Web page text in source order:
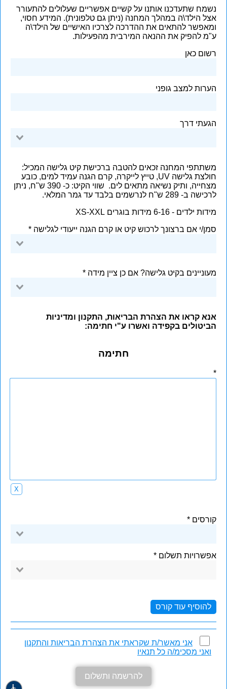
נשמח שתעדכנו אותנו על קשיים אפשריים שעלולים להתעורר
אצל הילד\ה במהלך המחנה (ניתן גם טלפונית). המידע חסוי,
ומאפשר להתאים את ההדרכה לצרכיו האישיים של הילד\ה
ע"מ להפיק את ההנאה המירבית מהפעילות.
רשום כאן
הערות למצב גופני
הגעתי דרך
משתתפי המחנה זכאים להטבה ברכישת קיט גלישה המכיל:
חולצת גלישה UV, טייץ לייקרה, קרם הגנה עמיד למים, כובע
מצחייה, ותיק נשיאה מתאים לים. שווי הקיט: כ- 390 ש"ח, ניתן
לרכישה ב- 289 ש"ח לנרשמים בלבד עד גמר המלאי.
מידות ילדים - 6-16 מידות בוגרים XS-XXL
סמן/י אם ברצונך לרכוש קיט או קרם הגנה ייעודי לגלישה
מעוניינים בקיט גלישה? אם כן ציין מידה
אנא קראו את הצהרת הבריאות, התקנון ומדיניות
הביטולים בקפידה ואשרו ע"י חתימה:
חתימה
X
קורסים
אפשרויות תשלום
להוסיף עוד קורס
אני מאשר/ת שקראתי את הצהרת הבריאות והתקנון
ואני מסכימ/ה כל תנאיו
להרשמה ותשלום